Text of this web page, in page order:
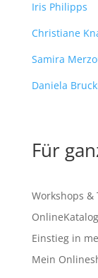
Iris Philipps
Christiane
Samira
Daniela
Für
Workshops &
Einstieg in
Mein